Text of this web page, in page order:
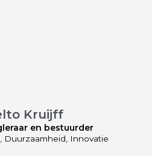
Kruijff
en bestuurder
Duurzaamheid, Innovatie